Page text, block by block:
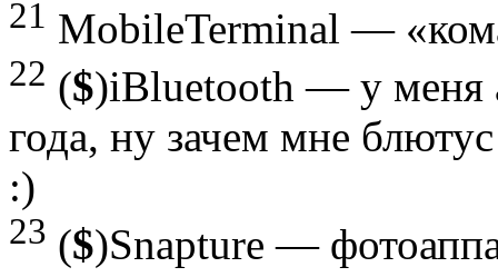
21 MobileTerminal —
22 ($)iBluetooth — у меня
года, ну зачем мне
:)
23 ($)Snapture —